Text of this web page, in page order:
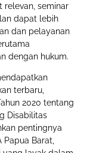
relevan, seminar
dapat lebih
dan pelayanan
dengan hukum.
terbaru,
2020 tentang
Disabilitas
pentingnya
Barat,